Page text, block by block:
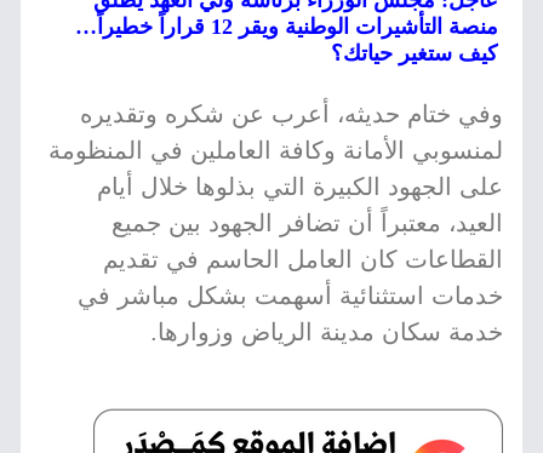
منصة التأشيرات الوطنية ويقر 12 قراراً خطيراً…
كيف ستغير حياتك؟
وفي ختام حديثه، أعرب عن شكره وتقديره
لمنسوبي الأمانة وكافة العاملين في المنظومة
على الجهود الكبيرة التي بذلوها خلال أيام
العيد، معتبراً أن تضافر الجهود بين جميع
القطاعات كان العامل الحاسم في تقديم
خدمات استثنائية أسهمت بشكل مباشر في
خدمة سكان مدينة الرياض وزوارها.